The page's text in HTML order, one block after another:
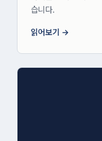
습니다.
읽어보기